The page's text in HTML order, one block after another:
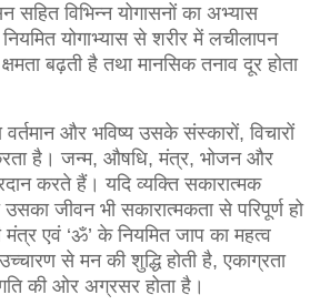
सहित विभिन्न योगासनों का अभ्यास
योगाभ्यास से शरीर में लचीलापन
बढ़ती है तथा मानसिक तनाव दूर होता
और भविष्य उसके संस्कारों, विचारों
है। जन्म, औषधि, मंत्र, भोजन और
करते हैं। यदि व्यक्ति सकारात्मक
उसका जीवन भी सकारात्मकता से परिपूर्ण हो
मंत्र एवं ‘ॐ’ के नियमित जाप का महत्व
से मन की शुद्धि होती है, एकाग्रता
की ओर अग्रसर होता है।